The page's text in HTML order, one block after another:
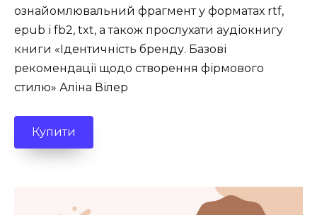
ознайомлювальний фрагмент у форматах rtf,
epub і fb2, txt, а також прослухати аудіокнигу
книги «Ідентичність бренду. Базові
рекомендації щодо створення фірмового
стилю» Аліна Вілер
Купити